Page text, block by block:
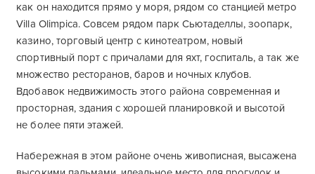
как он находится прямо у моря, рядом со станцией метро
Villa Olimpica. Совсем рядом парк Сьютаделлы, зоопарк,
казино, торговый центр с кинотеатром, новый
спортивный порт с причалами для яхт, госпиталь, а так же
множество ресторанов, баров и ночных клубов.
Вдобавок недвижимость этого района современная и
просторная, здания с хорошей планировкой и высотой
не более пяти этажей.
Набережная в этом районе очень живописная, высажена